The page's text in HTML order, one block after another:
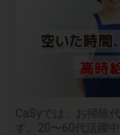
CaSyでは、お掃除
す。20〜60代活躍